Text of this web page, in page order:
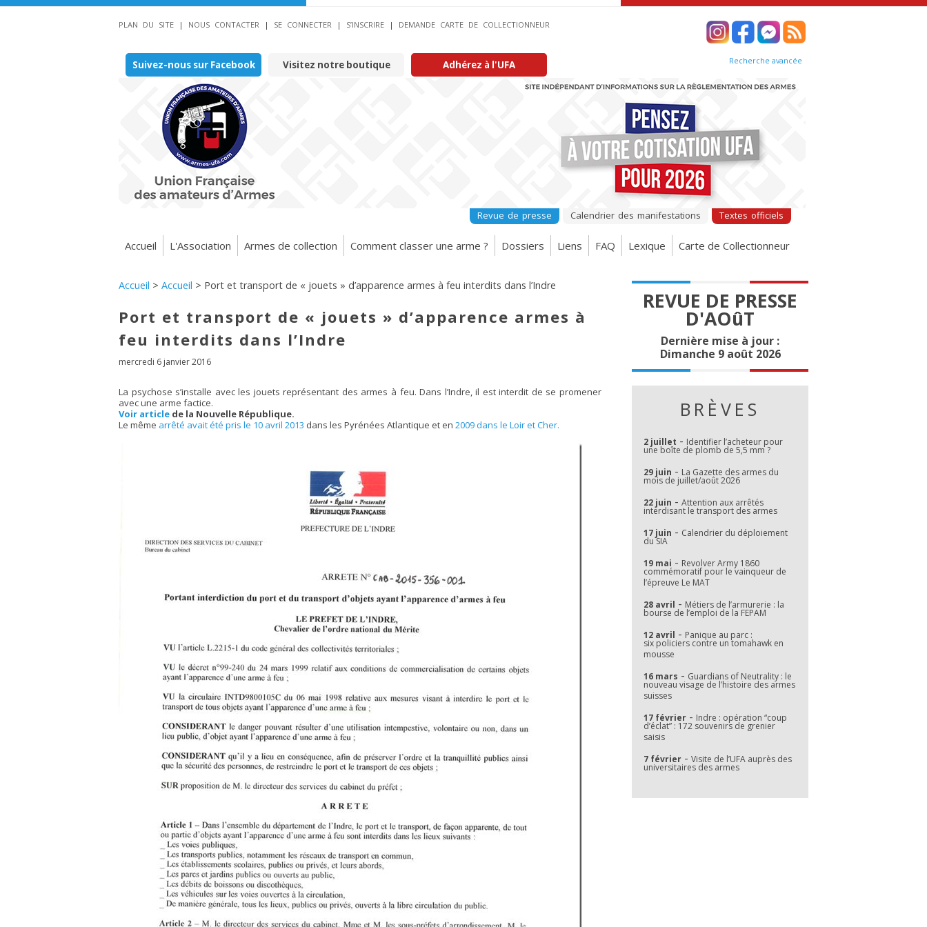
PLAN DU SITE | NOUS CONTACTER | SE CONNECTER | S’INSCRIRE | DEMANDE CARTE DE COLLECTIONNEUR
Suivez-nous sur Facebook Visitez notre boutique Adhérez à l'UFA Recherche avancée
Revue de presse Calendrier des manifestations Textes officiels
Accueil L'Association Armes de collection Comment classer une arme ? Dossiers Liens FAQ Lexique Carte de Collectionneur
Accueil > Accueil > Port et transport de « jouets » d’apparence armes à feu interdits dans l’Indre
Port et transport de « jouets » d’apparence armes à
feu interdits dans l’Indre
mercredi 6 janvier 2016
La psychose s’installe avec les jouets représentant des armes à feu. Dans l’Indre, il est interdit de se promener
avec une arme factice.
Voir article de la Nouvelle République.
Le même arrêté avait été pris le 10 avril 2013 dans les Pyrénées Atlantique et en 2009 dans le Loir et Cher.
REVUE DE PRESSE
D'AOûT
Dernière mise à jour :
Dimanche 9 août 2026
BRÈVES
2 juillet - Identifier l’acheteur pour
une boîte de plomb de 5,5 mm ?
29 juin - La Gazette des armes du
mois de juillet/août 2026
22 juin - Attention aux arrêtés
interdisant le transport des armes
17 juin - Calendrier du déploiement
du SIA
19 mai - Revolver Army 1860
commémoratif pour le vainqueur de
l’épreuve Le MAT
28 avril - Métiers de l’armurerie : la
bourse de l’emploi de la FEPAM
12 avril - Panique au parc :
six policiers contre un tomahawk en
mousse
16 mars - Guardians of Neutrality : le
nouveau visage de l’histoire des armes
suisses
17 février - Indre : opération “coup
d’éclat” : 172 souvenirs de grenier
saisis
7 février - Visite de l’UFA auprès des
universitaires des armes